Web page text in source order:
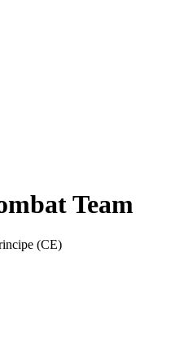
Team
(CE)